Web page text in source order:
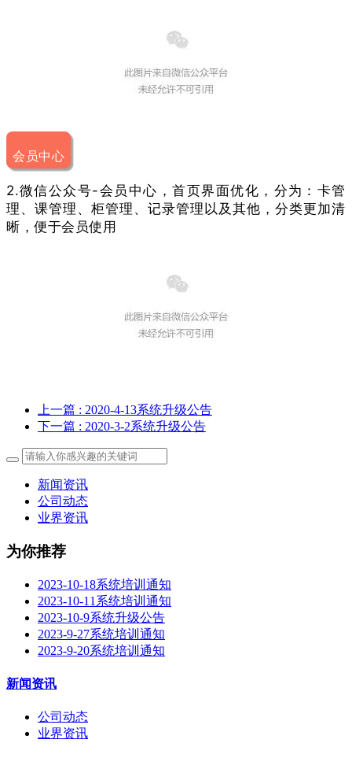
会员中心
2.微信公众号-会员中心，首页界面优化，分为：卡管
理、课管理、柜管理、记录管理以及其他，分类更加清
晰，便于会员使用
上一篇 : 2020-4-13系统升级公告
下一篇 : 2020-3-2系统升级公告
新闻资讯
公司动态
业界资讯
为你推荐
2023-10-18系统培训通知
2023-10-11系统培训通知
2023-10-9系统升级公告
2023-9-27系统培训通知
2023-9-20系统培训通知
新闻资讯
公司动态
业界资讯